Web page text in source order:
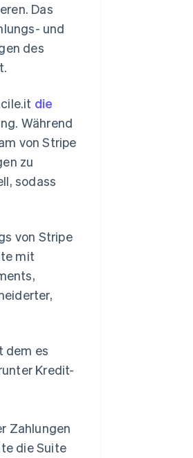
Das
und
des
die
Während
von Stripe
zu
sodass
von Stripe
mit
dem es
Kredit-
Zahlungen
die Suite